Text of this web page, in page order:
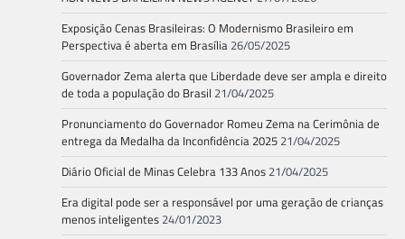
Exposição Cenas Brasileiras: O Modernismo Brasileiro em
Perspectiva é aberta em Brasília 26/05/2025
Governador Zema alerta que Liberdade deve ser ampla e direito
de toda a população do Brasil 21/04/2025
Pronunciamento do Governador Romeu Zema na Cerimônia de
entrega da Medalha da Inconfidência 2025 21/04/2025
Diário Oficial de Minas Celebra 133 Anos 21/04/2025
Era digital pode ser a responsável por uma geração de crianças
menos inteligentes 24/01/2023